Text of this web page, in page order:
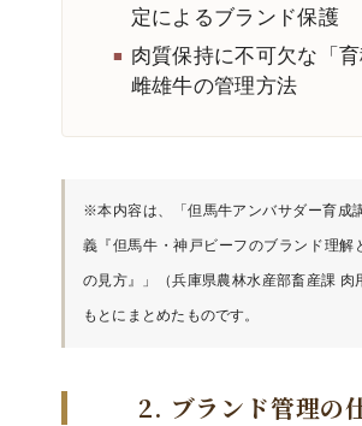
定によるブランド保護
肉質保持に不可欠な「
雌雄牛の管理方法
※本内容は、「但馬牛アンバサダー育成
義『但馬牛・神戸ビーフのブランド理解
の見方』」（兵庫県農林水産部畜産課 肉
もとにまとめたものです。
2. ブランド管理の